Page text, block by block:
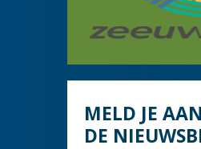
MELD JE
DE